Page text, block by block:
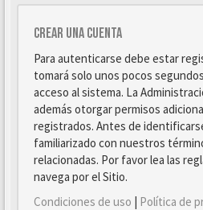
Crear una cuenta
Para autenticarse debe estar
tomará solo unos pocos
acceso al sistema. La
además otorgar permisos
registrados. Antes de
familiarizado con nuestros
relacionadas. Por favor lea las
navega por el Sitio.
Condiciones de uso | Política de